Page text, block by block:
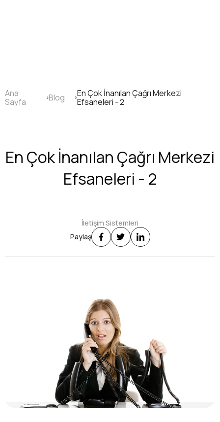
Sayfa
yolu
Ana
Sayfa
Blog
En Çok İnanılan Çağrı Merkezi
Efsaneleri - 2
En Çok İnanılan Çağrı Merkezi
Efsaneleri - 2
İletişim Sistemleri
Paylaş